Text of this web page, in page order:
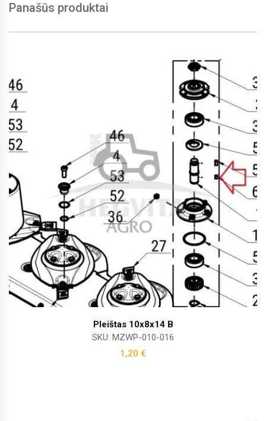
Panašūs produktai
Pleištas 10x8x14 B
SKU: MZWP-010-016
1,20 €